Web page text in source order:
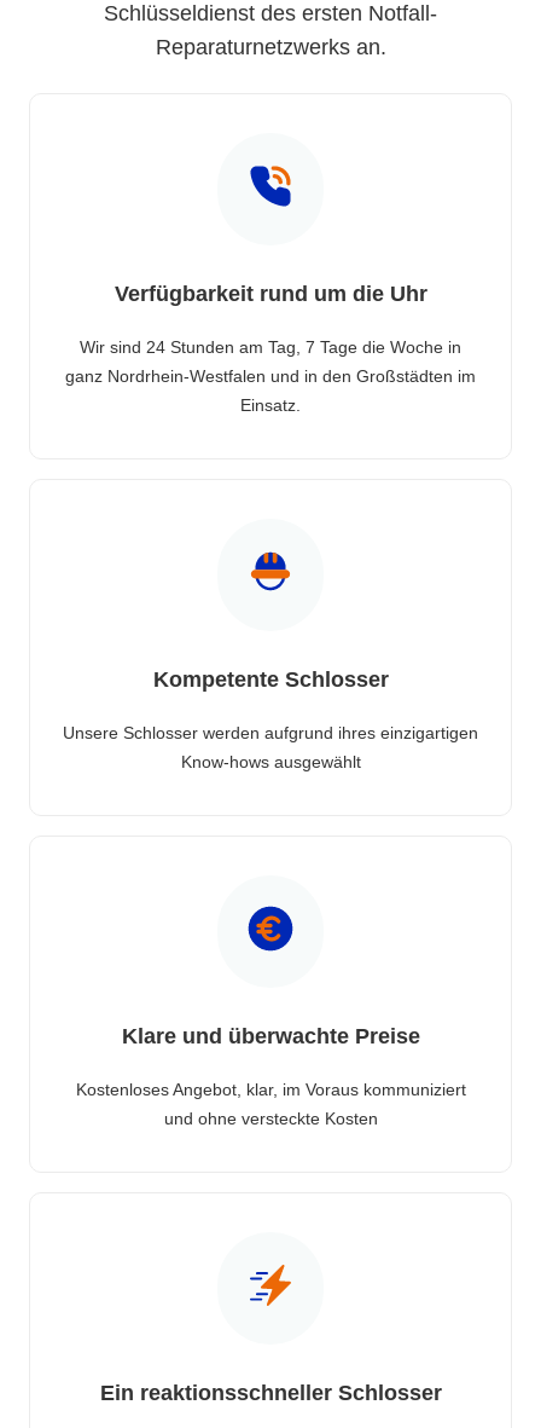
Schlüsseldienst des ersten Notfall-
Reparaturnetzwerks an.
Verfügbarkeit rund um die Uhr
Wir sind 24 Stunden am Tag, 7 Tage die Woche in
ganz Nordrhein-Westfalen und in den Großstädten im
Einsatz.
Kompetente Schlosser
Unsere Schlosser werden aufgrund ihres einzigartigen
Know-hows ausgewählt
Klare und überwachte Preise
Kostenloses Angebot, klar, im Voraus kommuniziert
und ohne versteckte Kosten
Ein reaktionsschneller Schlosser